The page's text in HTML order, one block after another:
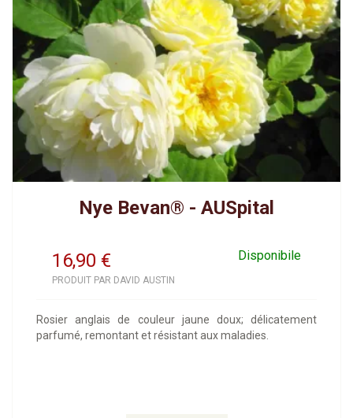
Nye Bevan® - AUSpital
16,90 Disponibile
€
PRODUIT PAR DAVID AUSTIN
Rosier anglais de couleur jaune doux; délicatement
parfumé, remontant et résistant aux maladies.